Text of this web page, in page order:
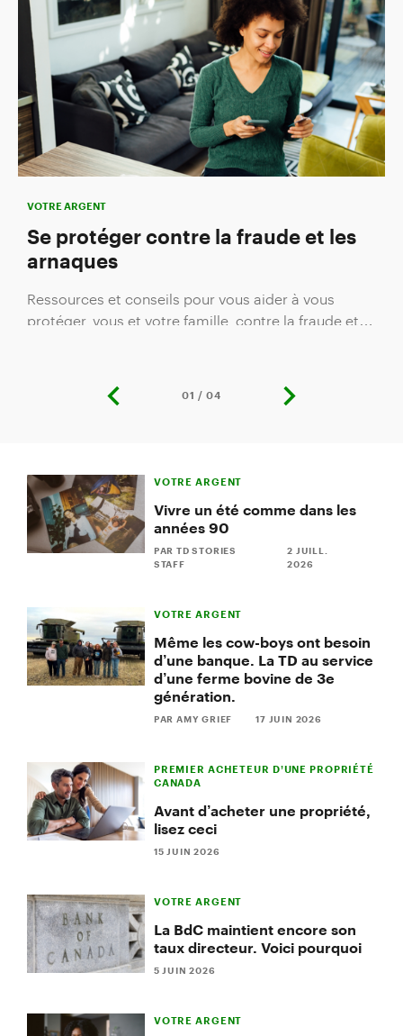
VOTRE ARGENT
Se protéger contre la fraude et les
arnaques
Ressources et conseils pour vous aider à vous
protéger, vous et votre famille, contre la fraude et
d’autres arnaques financières
01 / 04
of
4:
Se
protéger
contre
et
les
arnaques
VOTRE ARGENT
Vivre un été comme dans les
années 90
PAR TD STORIES
STAFF
2 JUILL.
2026
VOTRE ARGENT
Même les cow-boys ont besoin
d’une banque. La TD au service
d’une ferme bovine de 3e
génération.
PAR AMY GRIEF 17 JUIN 2026
PREMIER ACHETEUR D’UNE PROPRIÉTÉ
CANADA
Avant d’acheter une propriété,
lisez ceci
15 JUIN 2026
VOTRE ARGENT
La BdC maintient encore son
taux directeur. Voici pourquoi
5 JUIN 2026
VOTRE ARGENT